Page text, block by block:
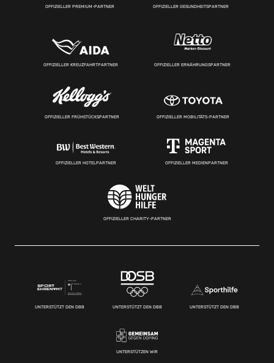
OFFIZIELLER PREMIUM-PARTNER OFFIZIELLER GESUNDHEITSPARTNER
OFFIZIELLER KREUZFAHRTPARTNER OFFIZIELLER ERNÄHRUNGSPARTNER
OFFIZIELLER FRÜHSTÜCKSPARTNER OFFIZIELLER MOBILITÄTS-PARTNER
OFFIZIELLER HOTELPARTNER OFFIZIELLER MEDIENPARTNER
OFFIZIELLER CHARITY-PARTNER
UNTERSTÜTZT DEN DBB UNTERSTÜTZT DEN DBB UNTERSTÜTZT DEN DBB
UNTERSTÜTZEN WIR